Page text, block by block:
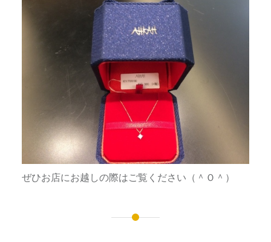
ぜひお店にお越しの際はご覧ください（＾Ｏ＾）